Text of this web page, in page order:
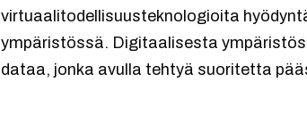
virtuaalitodellisuusteknologioita
ympäristössä. Digitaalisesta
dataa, jonka avulla tehtyä suoritetta